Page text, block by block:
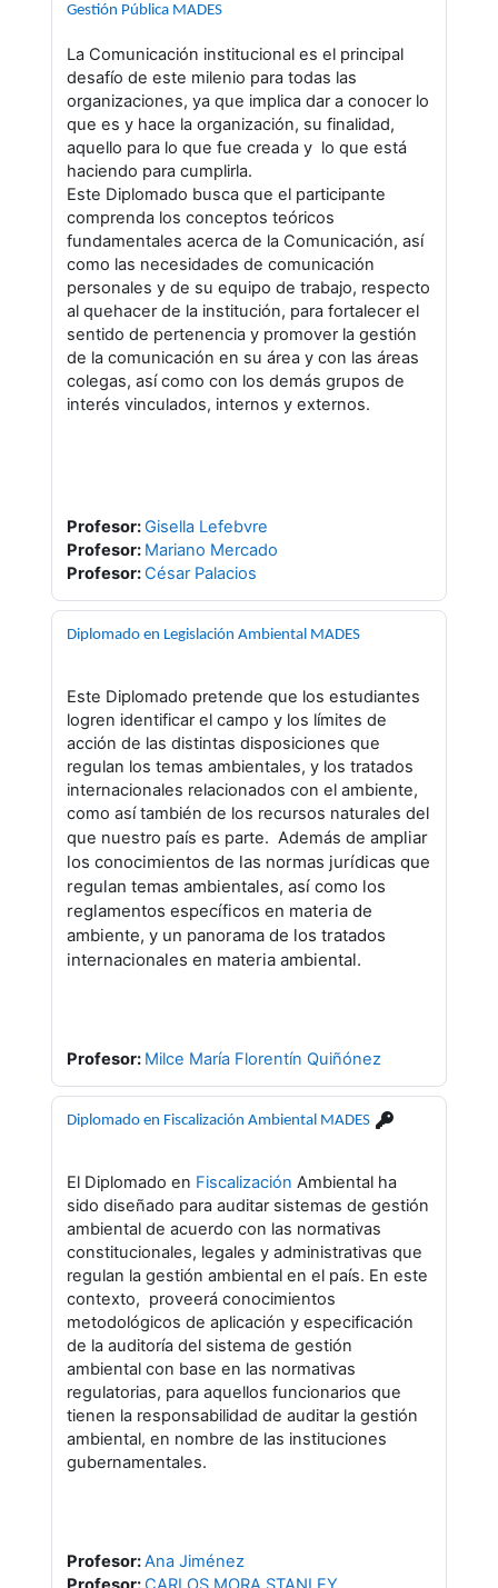
Gestión Pública MADES
La Comunicación institucional es el principal
desafío de este milenio para todas las
organizaciones, ya que implica dar a conocer lo
que es y hace la organización, su finalidad,
aquello para lo que fue creada y lo que está
haciendo para cumplirla.
Este Diplomado busca que el participante
comprenda los conceptos teóricos
fundamentales acerca de la Comunicación, así
como las necesidades de comunicación
personales y de su equipo de trabajo, respecto
al quehacer de la institución, para fortalecer el
sentido de pertenencia y promover la gestión
de la comunicación en su área y con las áreas
colegas, así como con los demás grupos de
interés vinculados, internos y externos.
Profesor:Gisella Lefebvre
Profesor: Mariano Mercado
Profesor:César Palacios
Diplomado en Legislación Ambiental MADES
Este Diplomado pretende que los estudiantes
logren identificar el campo y los límites de
acción de las distintas disposiciones que
regulan los temas ambientales, y los tratados
internacionales relacionados con el ambiente,
como así también de los recursos naturales del
que nuestro país es parte. Además de ampliar
los conocimientos de las normas jurídicas que
regulan temas ambientales, así como los
reglamentos específicos en materia de
ambiente, y un panorama de los tratados
internacionales en materia ambiental.
Profesor: Milce María Florentín Quiñónez
Diplomado en Fiscalización Ambiental MADES
El Diplomado en Fiscalización Ambiental ha
sido diseñado para auditar sistemas de gestión
ambiental de acuerdo con las normativas
constitucionales, legales y administrativas que
regulan la gestión ambiental en el país. En este
contexto, proveerá conocimientos
metodológicos de aplicación y especificación
de la auditoría del sistema de gestión
ambiental con base en las normativas
regulatorias, para aquellos funcionarios que
tienen la responsabilidad de auditar la gestión
ambiental, en nombre de las instituciones
gubernamentales.
Profesor:Ana Jiménez